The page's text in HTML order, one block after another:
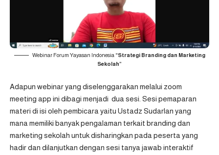
Webinar Forum Yayasan Indonesia “Strategi Branding dan Marketing
Sekolah”
Adapun webinar yang diselenggarakan melalui zoom
meeting app ini dibagi menjadi dua sesi. Sesi pemaparan
materi di isi oleh pembicara yaitu Ustadz Sudarlan yang
mana memiliki banyak pengalaman terkait branding dan
marketing sekolah untuk disharingkan pada peserta yang
hadir dan dilanjutkan dengan sesi tanya jawab interaktif